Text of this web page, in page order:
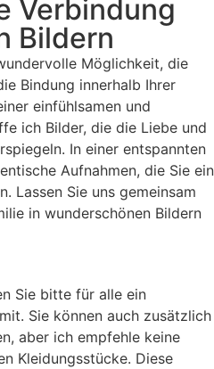
Verbindung
Bildern
Möglichkeit, die
Bindung innerhalb Ihrer
einfühlsamen und
ich Bilder, die die Liebe und
In einer entspannten
Aufnahmen, die Sie ein
Lassen Sie uns gemeinsam
in wunderschönen Bildern
Sie bitte für alle ein
Sie können auch zusätzlich
aber ich empfehle keine
Kleidungsstücke. Diese